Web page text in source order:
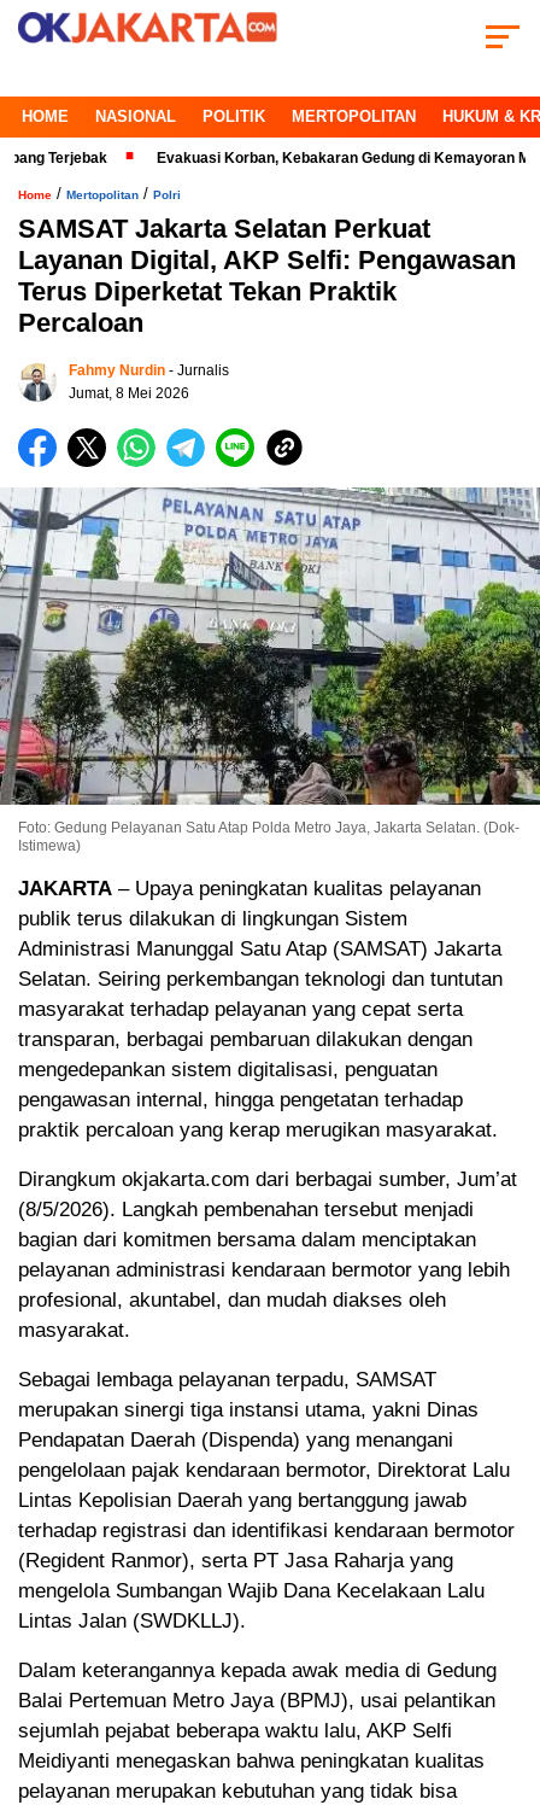
HOME NASIONAL POLITIK MERTOPOLITAN HUKUM &
Evakuasi Korban, Kebakaran Gedung di Kemayoran Makin Kritis
Home / Mertopolitan / Polri
SAMSAT Jakarta Selatan Perkuat
Layanan Digital, AKP Selfi: Pengawasan
Terus Diperketat Tekan Praktik
Percaloan
Fahmy Nurdin - Jurnalis
Jumat, 8 Mei 2026
Foto: Gedung Pelayanan Satu Atap Polda Metro Jaya, Jakarta Selatan. (Dok-
Istimewa)
JAKARTA – Upaya peningkatan kualitas pelayanan
publik terus dilakukan di lingkungan Sistem
Administrasi Manunggal Satu Atap (SAMSAT) Jakarta
Selatan. Seiring perkembangan teknologi dan tuntutan
masyarakat terhadap pelayanan yang cepat serta
transparan, berbagai pembaruan dilakukan dengan
mengedepankan sistem digitalisasi, penguatan
pengawasan internal, hingga pengetatan terhadap
praktik percaloan yang kerap merugikan masyarakat.
Dirangkum okjakarta.com dari berbagai sumber, Jum’at
(8/5/2026). Langkah pembenahan tersebut menjadi
bagian dari komitmen bersama dalam menciptakan
pelayanan administrasi kendaraan bermotor yang lebih
profesional, akuntabel, dan mudah diakses oleh
masyarakat.
Sebagai lembaga pelayanan terpadu, SAMSAT
merupakan sinergi tiga instansi utama, yakni Dinas
Pendapatan Daerah (Dispenda) yang menangani
pengelolaan pajak kendaraan bermotor, Direktorat Lalu
Lintas Kepolisian Daerah yang bertanggung jawab
terhadap registrasi dan identifikasi kendaraan bermotor
(Regident Ranmor), serta PT Jasa Raharja yang
mengelola Sumbangan Wajib Dana Kecelakaan Lalu
Lintas Jalan (SWDKLLJ).
Dalam keterangannya kepada awak media di Gedung
Balai Pertemuan Metro Jaya (BPMJ), usai pelantikan
sejumlah pejabat beberapa waktu lalu, AKP Selfi
Meidiyanti menegaskan bahwa peningkatan kualitas
pelayanan merupakan kebutuhan yang tidak bisa